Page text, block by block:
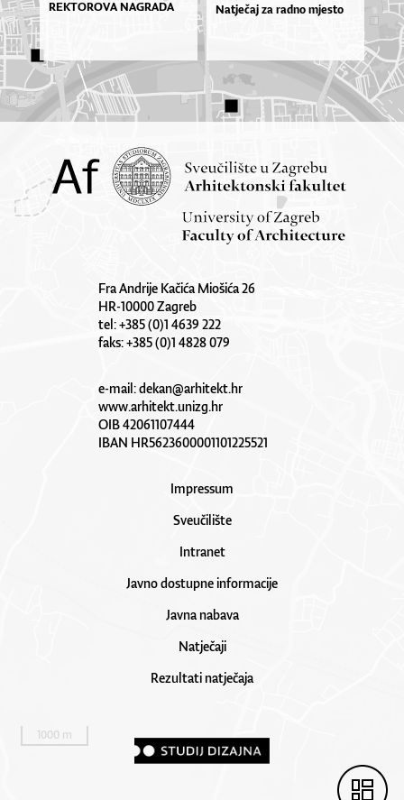
REKTOROVA NAGRADA Natječaj za radno mjesto
Fra Andrije Kačića Miošića 26
HR-10000 Zagreb
tel: +385 (0)1 4639 222
faks: +385 (0)1 4828 079
e-mail:dekan@arhitekt.hr
www.arhitekt.unizg.hr
OIB 42061107444
IBAN HR5623600001101225521
Impressum
Sveučilište
Intranet
Javno dostupne informacije
Javna nabava
Natječaji
Rezultati natječaja
1000 m